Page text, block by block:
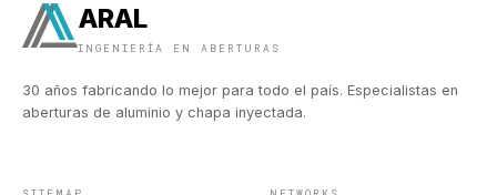
ARAL
INGENIERÍA EN ABERTURAS
30 años fabricando lo mejor para todo el país. Especialistas en
aberturas de aluminio y chapa inyectada.